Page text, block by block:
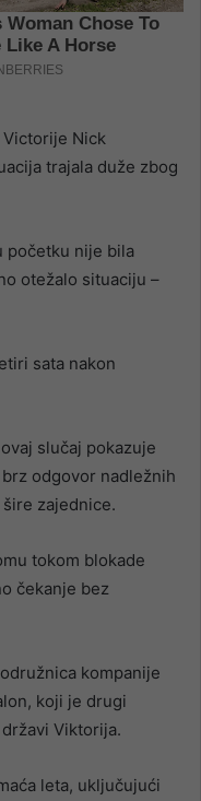
Nick
trajala duže zbog
početku nije bila
otežalo situaciju –
sata nakon
slučaj pokazuje
odgovor nadležnih
zajednice.
tokom blokade
čekanje bez
kompanije
koji je drugi
Viktorija.
leta, uključujući